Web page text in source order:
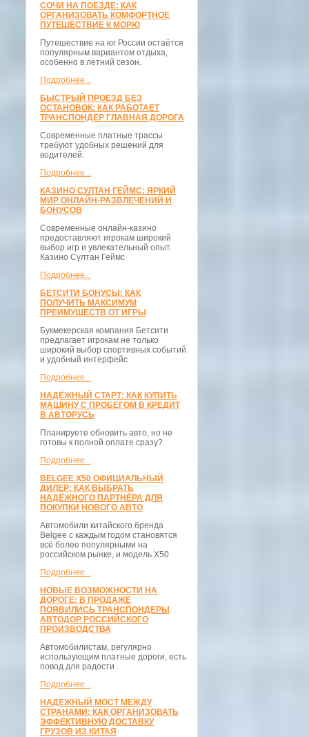
СОЧИ НА ПОЕЗДЕ: КАК
ОРГАНИЗОВАТЬ КОМФОРТНОЕ
ПУТЕШЕСТВИЕ К МОРЮ
Путешествие на юг России остаётся
популярным вариантом отдыха,
особенно в летний сезон.
Подробнее...
БЫСТРЫЙ ПРОЕЗД БЕЗ
ОСТАНОВОК: КАК РАБОТАЕТ
ТРАНСПОНДЕР ГЛАВНАЯ ДОРОГА
Современные платные трассы
требуют удобных решений для
водителей.
Подробнее...
КАЗИНО СУЛТАН ГЕЙМС: ЯРКИЙ
МИР ОНЛАЙН-РАЗВЛЕЧЕНИЙ И
БОНУСОВ
Современные онлайн-казино
предоставляют игрокам широкий
выбор игр и увлекательный опыт.
Казино Султан Геймс
Подробнее...
БЕТСИТИ БОНУСЫ: КАК
ПОЛУЧИТЬ МАКСИМУМ
ПРЕИМУЩЕСТВ ОТ ИГРЫ
Букмекерская компания Бетсити
предлагает игрокам не только
широкий выбор спортивных событий
и удобный интерфейс
Подробнее...
НАДЁЖНЫЙ СТАРТ: КАК КУПИТЬ
МАШИНУ С ПРОБЕГОМ В КРЕДИТ
В АВТОРУСЬ
Планируете обновить авто, но не
готовы к полной оплате сразу?
Подробнее...
BELGEE X50 ОФИЦИАЛЬНЫЙ
ДИЛЕР: КАК ВЫБРАТЬ
НАДЁЖНОГО ПАРТНЁРА ДЛЯ
ПОКУПКИ НОВОГО АВТО
Автомобили китайского бренда
Belgee с каждым годом становятся
всё более популярными на
российском рынке, и модель X50
Подробнее...
НОВЫЕ ВОЗМОЖНОСТИ НА
ДОРОГЕ: В ПРОДАЖЕ
ПОЯВИЛИСЬ ТРАНСПОНДЕРЫ
АВТОДОР РОССИЙСКОГО
ПРОИЗВОДСТВА
Автомобилистам, регулярно
использующим платные дороги, есть
повод для радости
Подробнее...
НАДЕЖНЫЙ МОСТ МЕЖДУ
СТРАНАМИ: КАК ОРГАНИЗОВАТЬ
ЭФФЕКТИВНУЮ ДОСТАВКУ
ГРУЗОВ ИЗ КИТАЯ